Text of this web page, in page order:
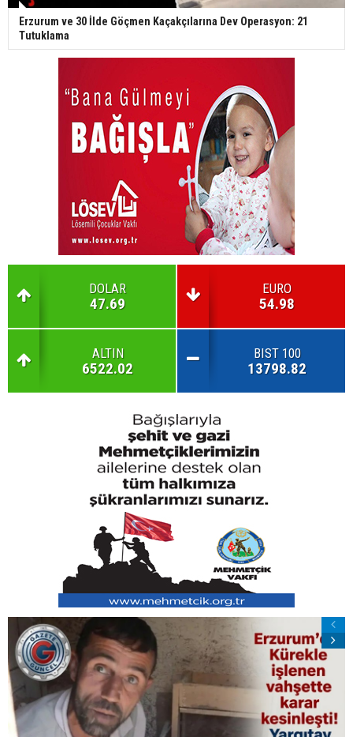
Erzurum ve 30 İlde Göçmen Kaçakçılarına Dev Operasyon: 21
Tutuklama
DOLAR
47.69
EURO
54.98
ALTIN
6522.02
BIST 100
13798.82